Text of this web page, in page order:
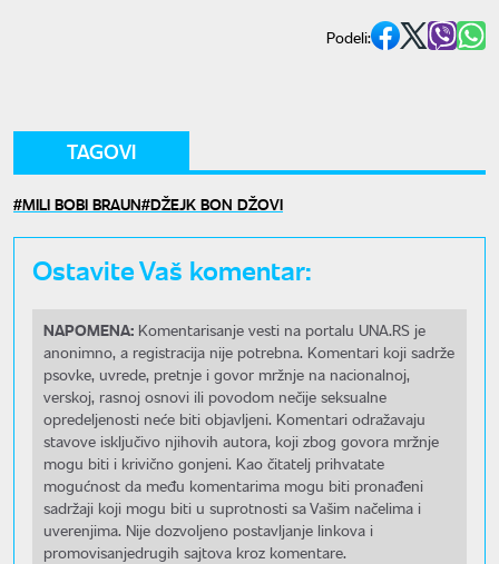
Podeli:
TAGOVI
MILI BOBI BRAUN DŽEJK BON DŽOVI
Ostavite Vaš komentar:
NAPOMENA: Komentarisanje vesti na portalu UNA.RS je
anonimno, a registracija nije potrebna. Komentari koji sadrže
psovke, uvrede, pretnje i govor mržnje na nacionalnoj,
verskoj, rasnoj osnovi ili povodom nečije seksualne
opredeljenosti neće biti objavljeni. Komentari odražavaju
stavove isključivo njihovih autora, koji zbog govora mržnje
mogu biti i krivično gonjeni. Kao čitatelj prihvatate
mogućnost da među komentarima mogu biti pronađeni
sadržaji koji mogu biti u suprotnosti sa Vašim načelima i
uverenjima. Nije dozvoljeno postavljanje linkova i
promovisanjedrugih sajtova kroz komentare.